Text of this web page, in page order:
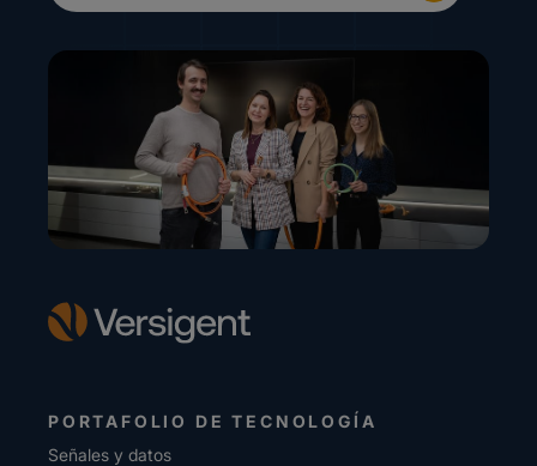
PORTAFOLIO DE TECNOLOGÍA
Señales y datos